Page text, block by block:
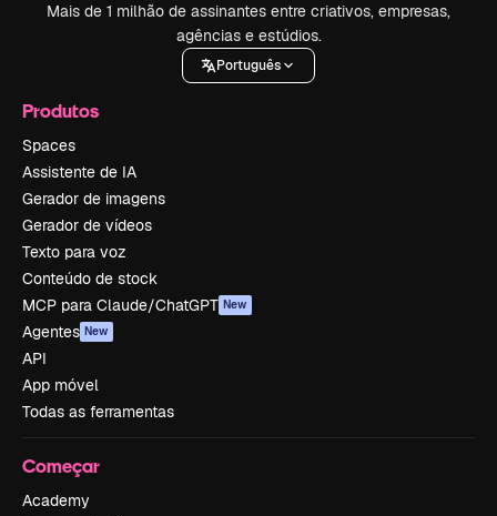
Mais de 1 milhão de assinantes entre criativos, empresas,
agências e estúdios.
Português
Produtos
Spaces
Assistente de IA
Gerador de imagens
Gerador de vídeos
Texto para voz
Conteúdo de stock
MCP para Claude/ChatGPT New
Agentes New
API
App móvel
Todas as ferramentas
Começar
Academy